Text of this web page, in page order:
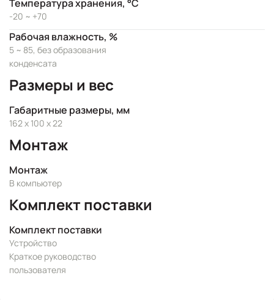
Температура хранения, °C
-20 ~ +70
Рабочая влажность, %
5 ~ 85, без образования
конденсата
Размеры и вес
Габаритные размеры, мм
162 x 100 x 22
Монтаж
Монтаж
В компьютер
Комплект поставки
Комплект поставки
Устройство
Краткое руководство
пользователя